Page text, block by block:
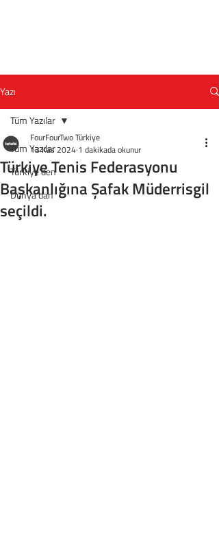
Yazı
Tüm Yazılar
Türkiye'den
Dünya'dan
Tüm Yazılar
Türkiye Tenis Federasyonu
Başkanlığına Şafak Müderrisgil
seçildi.
FourFourTwo Türkiye
13 Kas 2024 1 dakikada okunur